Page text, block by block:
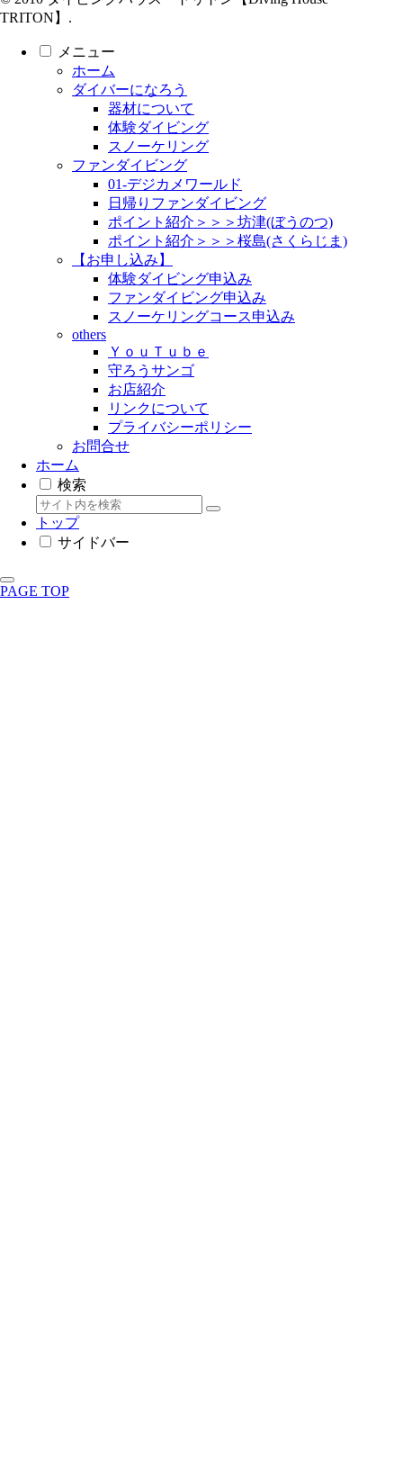
TRITON】.
メニュー
ホーム
ダイバーになろう
器材について
体験ダイビング
スノーケリング
ファンダイビング
01-デジカメワールド
日帰りファンダイビング
ポイント紹介＞＞＞坊津(ぼうのつ)
ポイント紹介＞＞＞桜島(さくらじま)
【お申し込み】
体験ダイビング申込み
ファンダイビング申込み
スノーケリングコース申込み
others
ＹｏｕＴｕｂｅ
守ろうサンゴ
お店紹介
リンクについて
プライバシーポリシー
お問合せ
ホーム
検索
トップ
サイドバー
PAGE TOP